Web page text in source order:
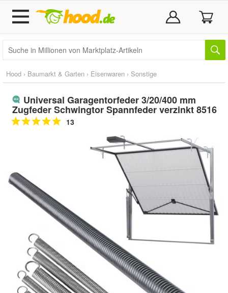
Hood › Baumarkt & Garten › Eisenwaren › Sonstige
Universal Garagentorfeder 3/20/400 mm
Zugfeder Schwingtor Spannfeder verzinkt 8516
13